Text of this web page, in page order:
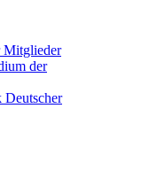
Mitglieder
der